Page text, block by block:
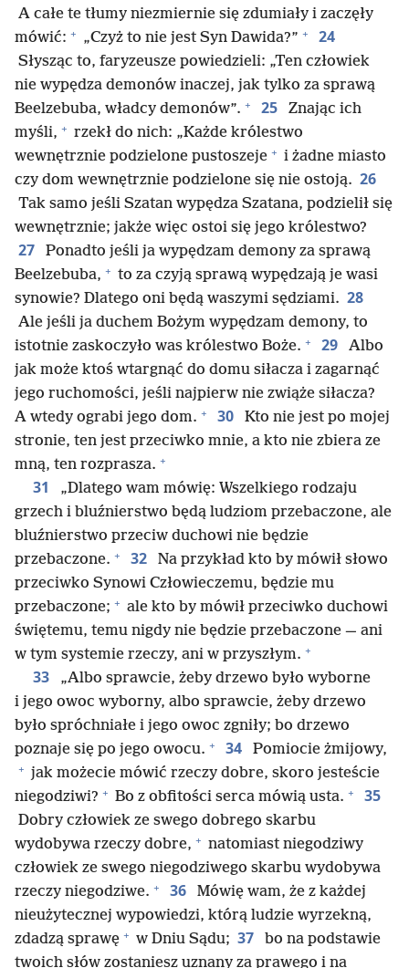
A całe te tłumy niezmiernie się zdumiały i zaczęły
mówić: + „Czyż to nie jest Syn Dawida?” + 24
Słysząc to, faryzeusze powiedzieli: „Ten człowiek
nie wypędza demonów inaczej, jak tylko za sprawą
Beelzebuba, władcy demonów”. + 25
Znając ich
myśli, + rzekł do nich: „Każde królestwo
wewnętrznie podzielone pustoszeje + i żadne miasto
czy dom wewnętrznie podzielone się nie ostoją. 26
Tak samo jeśli Szatan wypędza Szatana, podzielił się
wewnętrznie; jakże więc ostoi się jego królestwo?
27
Ponadto jeśli ja wypędzam demony za sprawą
Beelzebuba, + to za czyją sprawą wypędzają je wasi
synowie? Dlatego oni będą waszymi sędziami. 28
Ale jeśli ja duchem Bożym wypędzam demony, to
istotnie zaskoczyło was królestwo Boże. + 29
Albo
jak może ktoś wtargnąć do domu siłacza i zagarnąć
jego ruchomości, jeśli najpierw nie zwiąże siłacza?
A wtedy ograbi jego dom. + 30
Kto nie jest po mojej
stronie, ten jest przeciwko mnie, a kto nie zbiera ze
mną, ten rozprasza. +
31
„Dlatego wam mówię: Wszelkiego rodzaju
grzech i bluźnierstwo będą ludziom przebaczone, ale
bluźnierstwo przeciw duchowi nie będzie
przebaczone. + 32
Na przykład kto by mówił słowo
przeciwko Synowi Człowieczemu, będzie mu
przebaczone; + ale kto by mówił przeciwko duchowi
świętemu, temu nigdy nie będzie przebaczone — ani
w tym systemie rzeczy, ani w przyszłym. +
33
„Albo sprawcie, żeby drzewo było wyborne
i jego owoc wyborny, albo sprawcie, żeby drzewo
było spróchniałe i jego owoc zgniły; bo drzewo
poznaje się po jego owocu. + 34 Pomiocie żmijowy,
+ jak możecie mówić rzeczy dobre, skoro jesteście
niegodziwi? + Bo z obfitości serca mówią usta. + 35
Dobry człowiek ze swego dobrego skarbu
wydobywa rzeczy dobre, + natomiast niegodziwy
człowiek ze swego niegodziwego skarbu wydobywa
rzeczy niegodziwe. + 36
Mówię wam, że z każdej
nieużytecznej wypowiedzi, którą ludzie wyrzekną,
zdadzą sprawę + w Dniu Sądu; 37
bo na podstawie
twoich słów zostaniesz uznany za prawego i na